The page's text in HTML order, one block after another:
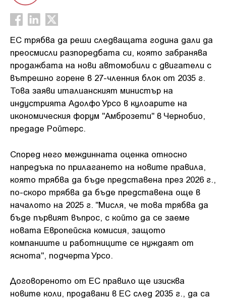
ЕС трябва да реши следващата година дали да
преосмисли разпоредбата си, която забранява
продажбата на нови автомобили с двигатели с
вътрешно горене в 27-членния блок от 2035 г.
Това заяви италианският министър на
индустрията Адолфо Урсо в кулоарите на
икономическия форум "Амброзети" в Чернобио,
предаде Ройтерс.
Според него междинната оценка относно
напредъка по прилагането на новите правила,
която трябва да бъде представена през 2026 г.,
по-скоро трябва да бъде представена още в
началото на 2025 г. "Мисля, че това трябва да
бъде първият въпрос, с който да се заеме
новата Европейска комисия, защото
компаниите и работниците се нуждаят от
яснота", подчерта Урсо.
Договореното от ЕС правило ще изисква
новите коли, продавани в ЕС след 2035 г., да са